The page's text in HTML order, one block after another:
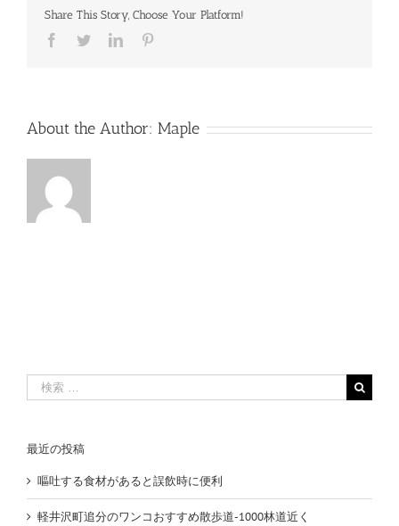
Share This Story, Choose Your Platform!
Facebook
TwitterLinkedIn
About the Author: Maple
索
最近の投稿
嘔吐する食材があると誤飲時に便利
軽井沢町追分のワンコおすすめ散歩道-1000林道近く